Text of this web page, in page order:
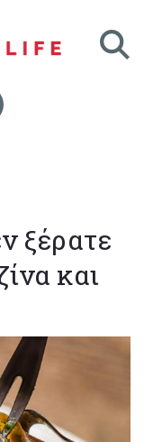
ξέρατε
και